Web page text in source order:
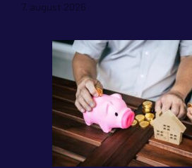
7. august 2026